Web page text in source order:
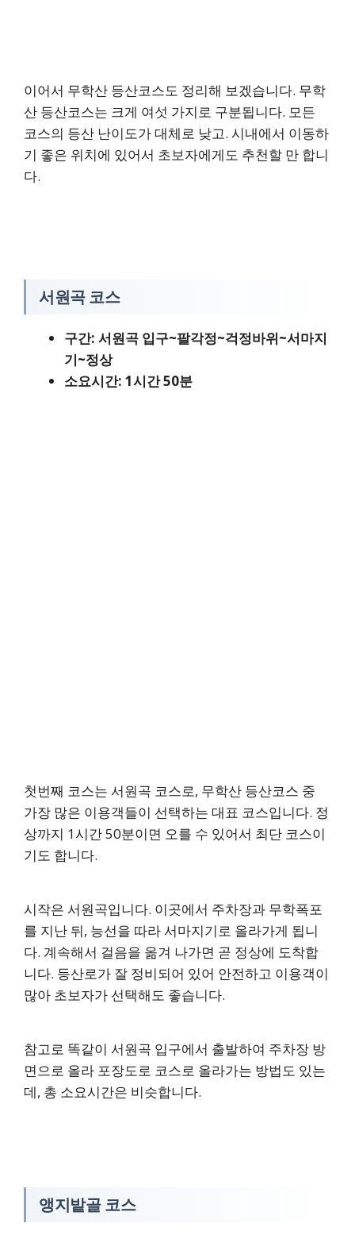
이어서 무학산 등산코스도 정리해 보겠습니다. 무학
산 등산코스는 크게 여섯 가지로 구분됩니다. 모든
코스의 등산 난이도가 대체로 낮고. 시내에서 이동하
기 좋은 위치에 있어서 초보자에게도 추천할 만 합니
다.
서원곡 코스
구간: 서원곡 입구~팔각정~걱정바위~서마지
기~정상
소요시간: 1시간 50분
첫번째 코스는 서원곡 코스로, 무학산 등산코스 중
가장 많은 이용객들이 선택하는 대표 코스입니다. 정
상까지 1시간 50분이면 오를 수 있어서 최단 코스이
기도 합니다.
시작은 서원곡입니다. 이곳에서 주차장과 무학폭포
를 지난 뒤, 능선을 따라 서마지기로 올라가게 됩니
다. 계속해서 걸음을 옮겨 나가면 곧 정상에 도착합
니다. 등산로가 잘 정비되어 있어 안전하고 이용객이
많아 초보자가 선택해도 좋습니다.
참고로 똑같이 서원곡 입구에서 출발하여 주차장 방
면으로 올라 포장도로 코스로 올라가는 방법도 있는
데, 총 소요시간은 비슷합니다.
앵지밭골 코스